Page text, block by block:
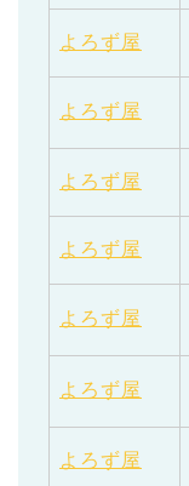
よろず屋
よろず屋
よろず屋
よろず屋
よろず屋
よろず屋
よろず屋